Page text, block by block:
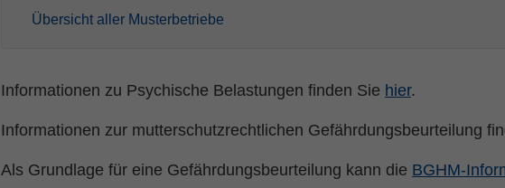
Übersicht aller Musterbetriebe
Informationen zu Psychische Belastungen finden Sie hier.
Informationen zur mutterschutzrechtlichen Gefährdungsbeurteilung
Als Grundlage für eine Gefährdungsbeurteilung kann die BGHM-